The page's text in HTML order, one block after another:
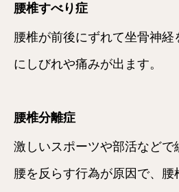
腰椎すべり症
腰椎が前後にずれて坐骨神経
にしびれや痛みが出ます。
腰椎分離症
激しいスポーツや部活などで
腰を反らす行為が原因で、腰